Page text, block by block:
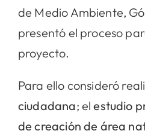
de Medio Ambiente,
presentó el proceso
proyecto.
Para ello consideró
ciudadana; elestudio
de creación de área